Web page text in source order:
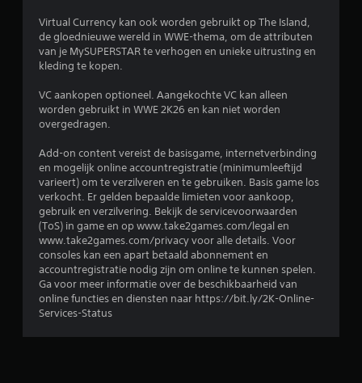
e
g
3
/
5
s
t
e
Virtual Currency kan ook worden gebruikt op The Island,
de gloednieuwe wereld in WWE-thema, om de attributen
van je MySUPERSTAR te verhogen en unieke uitrusting en
kleding te kopen.
VC aankopen optioneel. Aangekochte VC kan alleen
worden gebruikt in WWE 2K26 en kan niet worden
overgedragen.
Add-on content vereist de basisgame, internetverbinding
en mogelijk online accountregistratie (minimumleeftijd
varieert) om te verzilveren en te gebruiken. Basis game los
verkocht. Er gelden bepaalde limieten voor aankoop,
gebruik en verzilvering. Bekijk de servicevoorwaarden
(ToS) in game en op www.take2games.com/legal en
www.take2games.com/privacy voor alle details. Voor
consoles kan een apart betaald abonnement en
accountregistratie nodig zijn om online te kunnen spelen.
Ga voor meer informatie over de beschikbaarheid van
online functies en diensten naar https://bit.ly/2K-Online-
Services-Status